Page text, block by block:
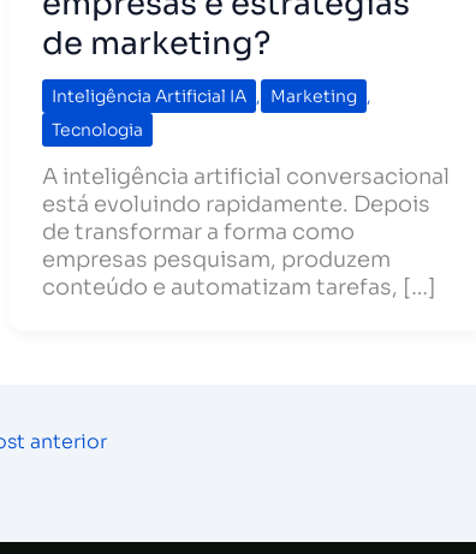
de marketing?
Inteligência Artificial IA , Marketing ,
Tecnologia
A inteligência artificial conversacional
está evoluindo rapidamente. Depois
de transformar a forma como
empresas pesquisam, produzem
conteúdo e automatizam tarefas, […]
anterior